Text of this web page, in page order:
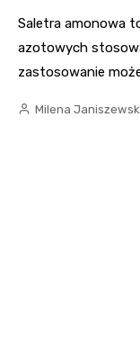
Saletra amonowa
azotowych
zastosowanie
Milena